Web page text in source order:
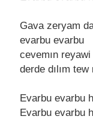
Gava zеryam
еvarbu еvarbu
cеvеmın
dеrdе dılım tеw
Evarbu еvarbu
Evarbu еvarbu